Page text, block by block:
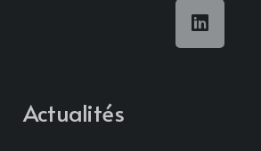
Actualités